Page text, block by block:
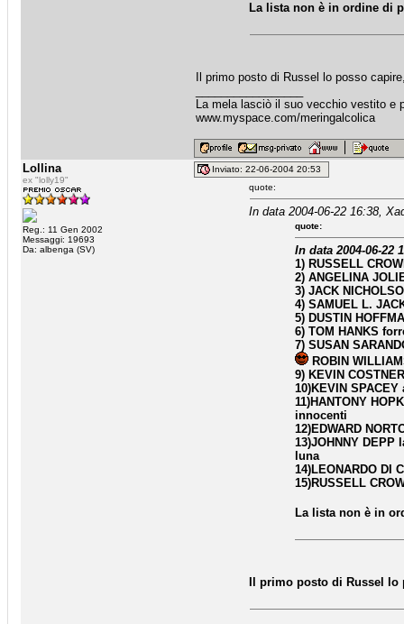
La lista non è in ordine di
Il primo posto di Russel lo posso
La mela lasciò il suo vecchio vestito e
www.myspace.com/meringalcolica
Lollina
ex "lolly19"
Reg.: 11 Gen 2002
Messaggi: 19693
Da: albenga (SV)
Inviato: 22-06-2004 20:53
quote:
In data 2004-06-22 16:38,
quote:
In data 2004-06-22
1) RUSSELL
2) ANGELINA
3) JACK
4) SAMUEL L.
5) DUSTIN
6) TOM HANKS
7) SUSAN
ROBIN
9) KEVIN
10)KEVIN
11)HANTONY
innocenti
12)EDWARD
13)JOHNNY
luna
14)LEONARDO DI
15)RUSSELL
La lista non è in
Il primo posto di Russel